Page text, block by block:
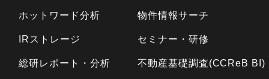
ホットワード分析
IRストレージ
総研レポート・分析
物件情報サーチ
セミナー・研修
不動産基礎調査(CCReB BI)